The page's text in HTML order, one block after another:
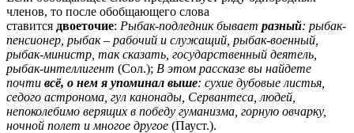
членов, то после обобщающего слова
ставится двоеточие: Рыбак-подледник бывает разный: рыбак-
пенсионер, рыбак – рабочий и служащий, рыбак-военный,
рыбак-министр, так сказать, государственный деятель,
рыбак-интеллигент (Сол.); В этом рассказе вы найдете
почти всё, о нем я упоминал выше: сухие дубовые листья,
седого астронома, гул канонады, Сервантеса, людей,
непоколебимо верящих в победу гуманизма, горную овчарку,
ночной полет и многое другое (Пауст.).